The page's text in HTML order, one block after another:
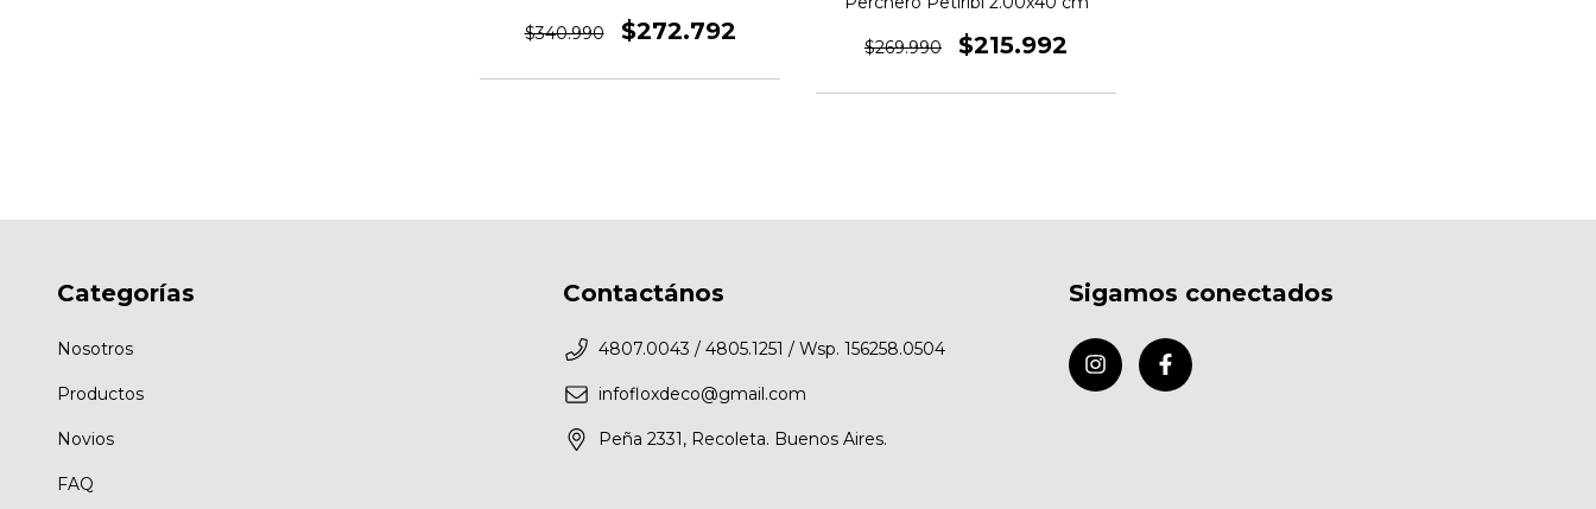
$340.990 $272.792
$269.990 $215.992
Categorías
Nosotros
Productos
Novios
FAQ
Contactános
4807.0043 / 4805.1251 / Wsp. 156258.0504
infofloxdeco@gmail.com
Peña 2331, Recoleta. Buenos Aires.
Sigamos conectados